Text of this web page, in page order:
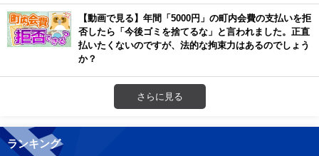
【動画で見る】年間「5000円」の町内会費の支払いを拒
否したら「今後ゴミを捨てるな」と言われました。正直
払いたくないのですが、法的な拘束力はあるのでしょう
か？
さらに見る
ランキング